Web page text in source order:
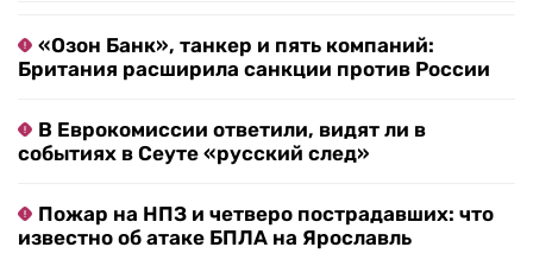
«Озон Банк», танкер и пять компаний:
Британия расширила санкции против России
В Еврокомиссии ответили, видят ли в
событиях в Сеуте «русский след»
Пожар на НПЗ и четверо пострадавших: что
известно об атаке БПЛА на Ярославль